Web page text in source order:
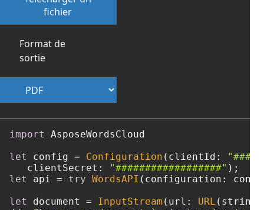
fichier
Format de
sortie
import
AsposeWordsCloud
let
config = Configuration (clientId:
   clientSecret:
"##################"
let
api = try WordsAPI (configuration:
let
document = InputStream (url: URL